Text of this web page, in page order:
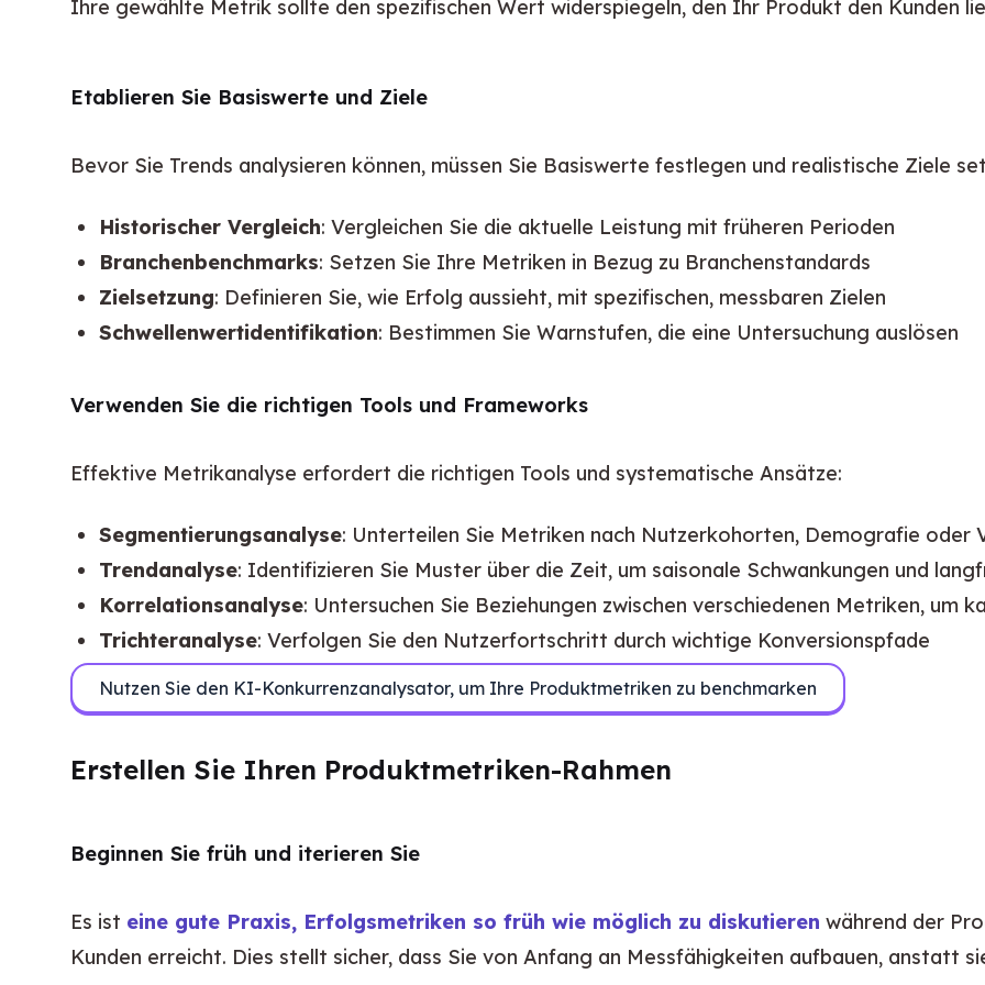
Ihre gewählte Metrik sollte den spezifischen Wert widerspiegeln, den Ihr Produkt den Kunden
Etablieren Sie Basiswerte und Ziele
Bevor Sie Trends analysieren können, müssen Sie Basiswerte festlegen und realistische Ziele
Historischer Vergleich: Vergleichen Sie die aktuelle Leistung mit früheren Perioden
Branchenbenchmarks: Setzen Sie Ihre Metriken in Bezug zu Branchenstandards
Zielsetzung: Definieren Sie, wie Erfolg aussieht, mit spezifischen, messbaren Zielen
Schwellenwertidentifikation: Bestimmen Sie Warnstufen, die eine Untersuchung auslösen
Verwenden Sie die richtigen Tools und Frameworks
Effektive Metrikanalyse erfordert die richtigen Tools und systematische Ansätze:
Segmentierungsanalyse: Unterteilen Sie Metriken nach Nutzerkohorten, Demografie oder
Trendanalyse: Identifizieren Sie Muster über die Zeit, um saisonale Schwankungen und
Korrelationsanalyse: Untersuchen Sie Beziehungen zwischen verschiedenen Metriken, um
Trichteranalyse: Verfolgen Sie den Nutzerfortschritt durch wichtige Konversionspfade
Nutzen Sie den KI-Konkurrenzanalysator, um Ihre Produktmetriken zu benchmarken
Erstellen Sie Ihren Produktmetriken-Rahmen
Beginnen Sie früh und iterieren Sie
Es ist eine gute Praxis, Erfolgsmetriken so früh wie möglich zu diskutieren während der
Kunden erreicht. Dies stellt sicher, dass Sie von Anfang an Messfähigkeiten aufbauen, anstatt